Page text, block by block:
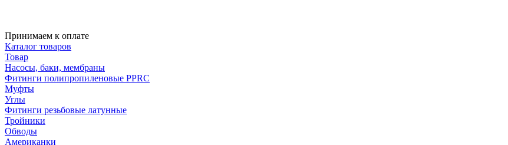
Принимаем к оплате
Каталог товаров
Товар
Насосы, баки, мембраны
Фитинги полипропиленовые PPRC
Муфты
Углы
Фитинги резьбовые латунные
Тройники
Обводы
Американки